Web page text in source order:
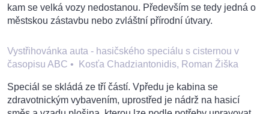
kam se velká vozy nedostanou. Především se tedy jedná o
městskou zástavbu nebo zvláštní přírodní útvary.
Vystřihovánka auta - hasičského speciálu s cisternou v
časopisu ABC • Kosťa Chadziantonidis, Roman Žiška
Speciál se skládá ze tří částí. Vpředu je kabina se
zdravotnickým vybavením, uprostřed je nádrž na hasicí